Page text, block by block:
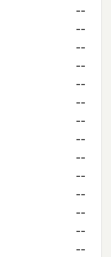
--
--
--
--
--
--
--
--
--
--
--
--
--
--